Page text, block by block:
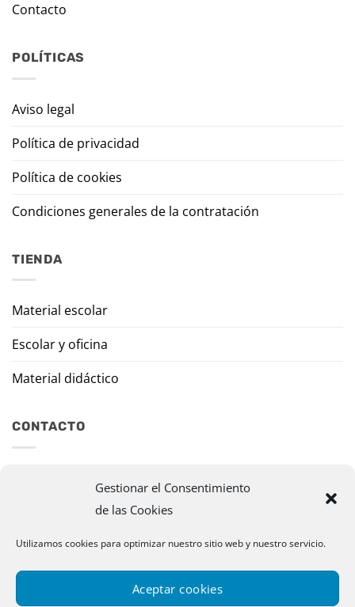
Gestionar el Consentimiento
de las Cookies
Utilizamos cookies para optimizar nuestro sitio web y nuestro servicio.
Aceptar cookies
Contacto
POLÍTICAS
Aviso legal
Política de privacidad
Política de cookies
Condiciones generales de la contratación
TIENDA
Material escolar
Escolar y oficina
Material didáctico
CONTACTO
murazpi@murazpi.com
948 234 436 – 623 195 518